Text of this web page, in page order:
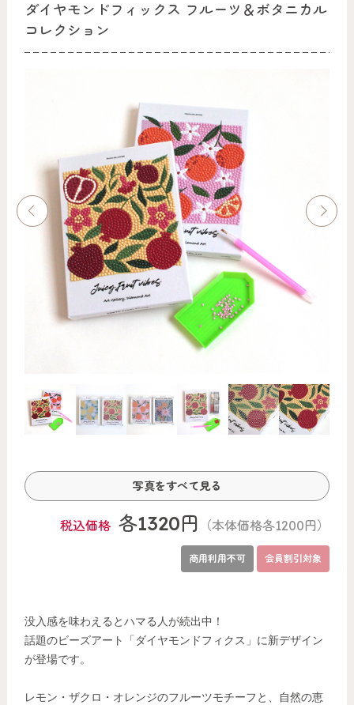
ダイヤモンドフィックス フルーツ＆ボタニカル
コレクション
税込価格 各1320円 （本体価格各1200円）
商用利用不可 会員割引対象
没入感を味わえるとハマる人が続出中！
話題のビーズアート「ダイヤモンドフィクス」に新デザイン
が登場です。
レモン・ザクロ・オレンジのフルーツモチーフと、自然の恵